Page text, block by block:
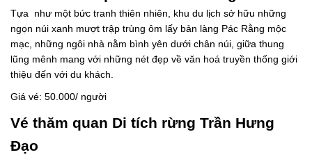
Tựa như một bức tranh thiên nhiên, khu du lịch sở hữu những
ngọn núi xanh mượt trập trùng ôm lấy bản làng Pác Rằng mộc
mạc, những ngôi nhà nằm bình yên dưới chân núi, giữa thung
lũng mênh mang với những nét đẹp về văn hoá truyền thống giới
thiệu đến với du khách.
Giá vé: 50.000/ người
Vé thăm quan Di tích rừng Trần Hưng
Đạo